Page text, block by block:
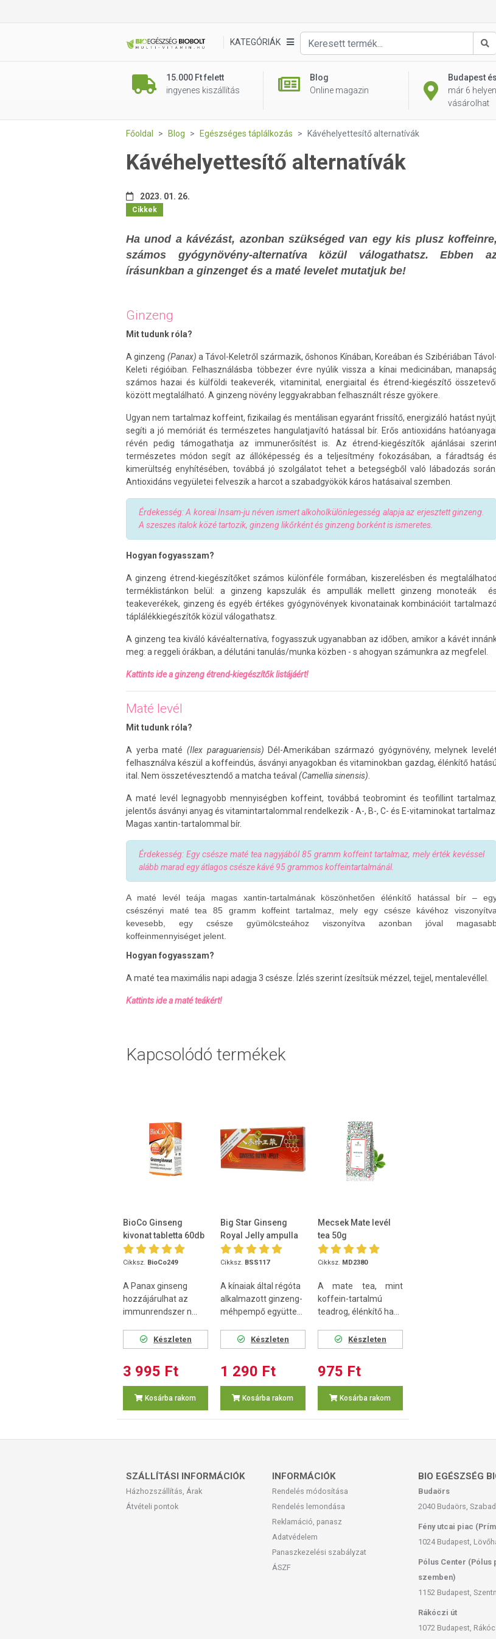
KATEGÓRIÁK
15.000 Ft felett
ingyenes kiszállítás
Blog
Online magazin
Budapest
már 6 helyen
vásárolhat
Főoldal Blog Egészséges táplálkozás Kávéhelyettesítő alternatívák
Kávéhelyettesítő alternatívák
2023. 01. 26.
Cikkek
Ha unod a kávézást, azonban szükséged van egy kis plusz koffeinre,
számos gyógynövény-alternatíva közül válogathatsz. Ebben
írásunkban a ginzenget és a maté levelet mutatjuk be!
Ginzeng
Mit tudunk róla?
A ginzeng (Panax) a Távol-Keletről származik, őshonos Kínában, Koreában és Szibériában Távol-
Keleti régióiban. Felhasználásba többezer évre nyúlik vissza a kínai medicinában, manapság
számos hazai és külföldi teakeverék, vitaminital, energiaital és étrend-kiegészítő összetevői
között megtalálható. A ginzeng növény leggyakrabban felhasznált része gyökere.
Ugyan nem tartalmaz koffeint, fizikailag és mentálisan egyaránt frissítő, energizáló hatást nyújt,
segíti a jó memóriát és természetes hangulatjavító hatással bír. Erős antioxidáns hatóanyagai
révén pedig támogathatja az immunerősítést is. Az étrend-kiegészítők ajánlásai
természetes módon segít az állóképesség és a teljesítmény fokozásában, a fáradtság és
kimerültség enyhítésében, továbbá jó szolgálatot tehet a betegségből való lábadozás során.
Antioxidáns vegyületei felveszik a harcot a szabadgyökök káros hatásaival szemben.
Érdekesség: A koreai Insam-ju néven ismert alkoholkülönlegesség alapja az erjesztett ginzeng.
A szeszes italok közé tartozik, ginzeng likőrként és ginzeng borként is ismeretes.
Hogyan fogyasszam?
A ginzeng étrend-kiegészítőket számos különféle formában, kiszerelésben és megtalálhatod
terméklistánkon belül: a ginzeng kapszulák és ampullák mellett ginzeng monoteák és
teakeverékek, ginzeng és egyéb értékes gyógynövények kivonatainak kombinációit tartalmazó
táplálékkiegészítők közül válogathatsz.
A ginzeng tea kiváló kávéalternatíva, fogyasszuk ugyanabban az időben, amikor a kávét
meg: a reggeli órákban, a délutáni tanulás/munka közben - s ahogyan számunkra az megfelel.
Kattints ide a ginzeng étrend-kiegészítők listájáért!
Maté levél
Mit tudunk róla?
A yerba maté (Ilex paraguariensis) Dél-Amerikában származó gyógynövény, melynek
felhasználva készül a koffeindús, ásványi anyagokban és vitaminokban gazdag, élénkítő hatású
ital. Nem összetévesztendő a matcha teával (Camellia sinensis)
A maté levél legnagyobb mennyiségben koffeint, továbbá teobromint és teofillint tartalmaz,
jelentős ásványi anyag és vitamintartalommal rendelkezik - A-, B-, C- és E-vitaminokat tartalmaz.
Magas xantin-tartalommal bír.
Érdekesség: Egy csésze maté tea nagyjából 85 gramm koffeint tartalmaz, mely érték kevéssel
alább marad egy átlagos csésze kávé 95 grammos koffeintartalmánál.
A maté levél teája magas xantin-tartalmának köszönhetően élénkítő hatással bír –
csészényi maté tea 85 gramm koffeint tartalmaz, mely egy csésze kávéhoz viszonyítva
kevesebb, egy csésze gyümölcsteához viszonyítva azonban jóval
koffeinmennyiséget jelent.
Hogyan fogyasszam?
A maté tea maximális napi adagja 3 csésze. Ízlés szerint ízesítsük mézzel, tejjel, mentalevéllel.
Kattints ide a maté teákért!
Kapcsolódó termékek
BioCo Ginseng
kivonat tabletta 60db
Cikksz. BioCo249
A Panax ginseng
hozzájárulhat az
immunrendszer n...
Készleten
3 995 Ft
Kosárba rakom
Big Star Ginseng
Royal Jelly ampulla
10X10ml
Cikksz. BSS117
A kínaiak által régóta
alkalmazott ginzeng-
méhpempő együtte...
Készleten
1 290 Ft
Kosárba rakom
Mecsek Mate levél
tea 50g
Cikksz. MD2380
A mate tea, mint
koffein-tartalmú
teadrog, élénkítő ha...
Készleten
975 Ft
Kosárba rakom
SZÁLLÍTÁSI INFORMÁCIÓK
Házhozszállítás, Árak
Átvételi pontok
INFORMÁCIÓK
Rendelés módosítása
Rendelés lemondása
Reklamáció, panasz
Adatvédelem
Panaszkezelési szabályzat
ÁSZF
BIO EGÉSZSÉG
Budaörs
2040 Budaörs,
Fény utcai piac
1024 Budapest,
Pólus Center (Pólus
szemben)
1152 Budapest,
Rákóczi út
1072 Budapest,